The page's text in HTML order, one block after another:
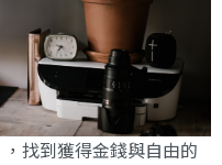
找到獲得金錢與自由的